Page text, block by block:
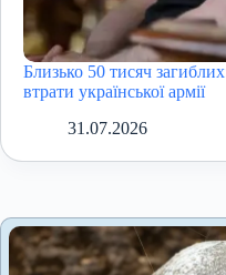
Близько 50 тисяч
втрати української армії
31.07.2026